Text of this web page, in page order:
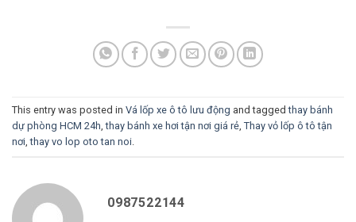
This entry was posted in Vá lốp xe ô tô lưu động and taggedthay bánh
dự phòng HCM 24h,thay bánh xe hơi tận nơi giá rẻ, Thay vỏ lốp ô tô tận
nơi,thay vo lop oto tan noi.
0987522144